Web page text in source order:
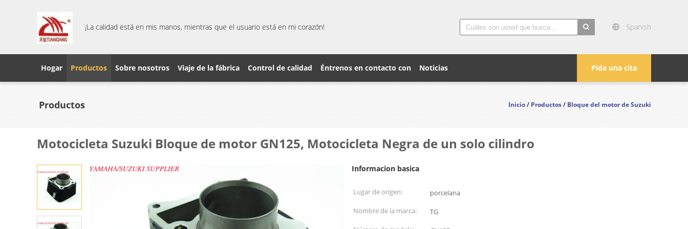
¡La calidad está en mis manos, mientras que el usuario está en mi corazón!
Spanish
Pida una cita
Hogar Productos Sobre nosotros Viaje de la fábrica Control de calidad Éntrenos en contacto con Noticias
Productos Inicio/Productos/Bloque del motor de Suzuki
Motocicleta Suzuki Bloque de motor GN125, Motocicleta Negra de un solo cilindro
Informacion basica
Lugar de origen:
porcelana
Nombre de la marca:
TG